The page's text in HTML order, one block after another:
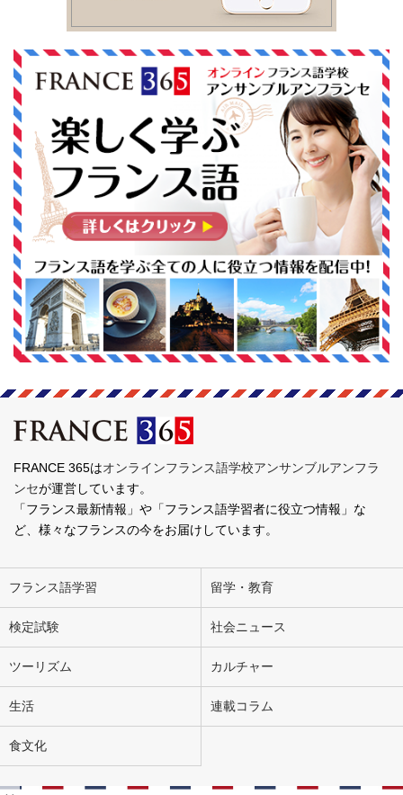
FRANCE 365はオンラインフランス語学校アンサンブルアンフラ
ンセが運営しています。
「フランス最新情報」や「フランス語学習者に役立つ情報」な
ど、様々なフランスの今をお届けしています。
フランス語学習 留学・教育
検定試験 社会ニュース
ツーリズム カルチャー
生活 連載コラム
食文化